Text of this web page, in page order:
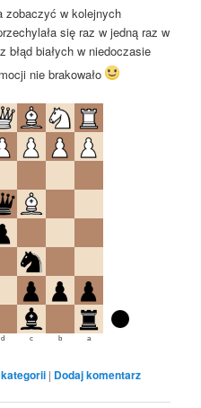
zobaczyć w kolejnych
się raz w jedną raz w
błąd białych w niedoczasie
nie brakowało
a
b
c
d
| Dodaj komentarz